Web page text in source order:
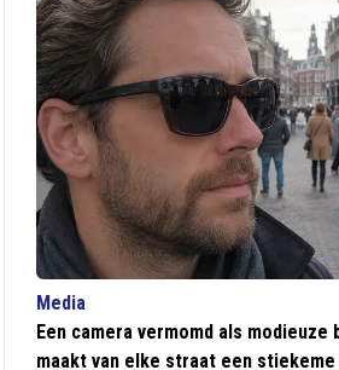
Media
Een camera vermomd als modieuze
maakt van elke straat een